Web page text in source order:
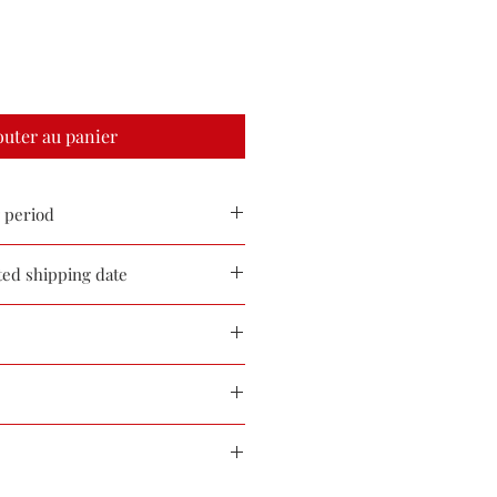
au panier
period
and the last day will be the
shipping date
after the closing date of the order
々にほつれが発生します。
may occur.